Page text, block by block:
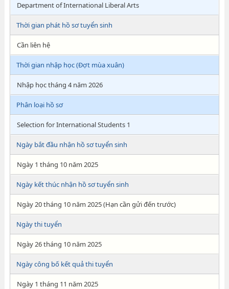
Department of International Liberal Arts
Thời gian phát hồ sơ tuyển sinh
Cần liên hệ
Thời gian nhập học (Đợt mùa xuân)
Nhập học tháng 4 năm 2026
Phân loại hồ sơ
Selection for International Students 1
Ngày bắt đầu nhận hồ sơ tuyển sinh
Ngày 1 tháng 10 năm 2025
Ngày kết thúc nhận hồ sơ tuyển sinh
Ngày 20 tháng 10 năm 2025 (Hạn cần gửi đến trước)
Ngày thi tuyển
Ngày 26 tháng 10 năm 2025
Ngày công bố kết quả thi tuyển
Ngày 1 tháng 11 năm 2025